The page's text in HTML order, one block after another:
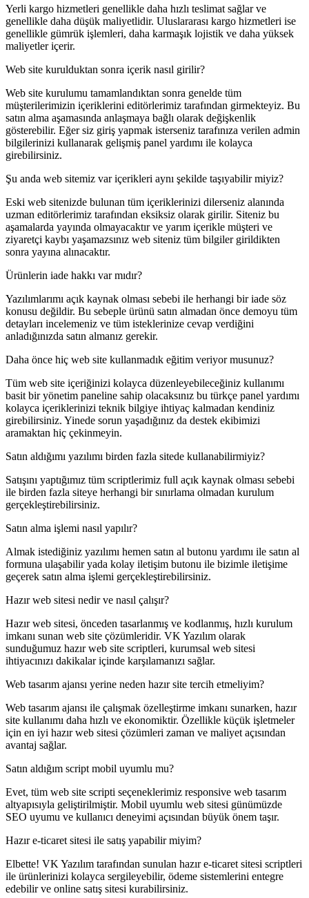
Yerli kargo hizmetleri genellikle daha hızlı teslimat sağlar ve
genellikle daha düşük maliyetlidir. Uluslararası kargo hizmetleri ise
genellikle gümrük işlemleri, daha karmaşık lojistik ve daha yüksek
maliyetler içerir.
Web site kurulduktan sonra içerik nasıl girilir?
Web site kurulumu tamamlandıktan sonra genelde tüm
müşterilerimizin içeriklerini editörlerimiz tarafından girmekteyiz. Bu
satın alma aşamasında anlaşmaya bağlı olarak değişkenlik
gösterebilir. Eğer siz giriş yapmak isterseniz tarafınıza verilen admin
bilgilerinizi kullanarak gelişmiş panel yardımı ile kolayca
girebilirsiniz.
Şu anda web sitemiz var içerikleri aynı şekilde taşıyabilir miyiz?
Eski web sitenizde bulunan tüm içeriklerinizi dilerseniz alanında
uzman editörlerimiz tarafından eksiksiz olarak girilir. Siteniz bu
aşamalarda yayında olmayacaktır ve yarım içerikle müşteri ve
ziyaretçi kaybı yaşamazsınız web siteniz tüm bilgiler girildikten
sonra yayına alınacaktır.
Ürünlerin iade hakkı var mıdır?
Yazılımlarımı açık kaynak olması sebebi ile herhangi bir iade söz
konusu değildir. Bu sebeple ürünü satın almadan önce demoyu tüm
detayları incelemeniz ve tüm isteklerinize cevap verdiğini
anladığınızda satın almanız gerekir.
Daha önce hiç web site kullanmadık eğitim veriyor musunuz?
Tüm web site içeriğinizi kolayca düzenleyebileceğiniz kullanımı
basit bir yönetim paneline sahip olacaksınız bu türkçe panel yardımı
kolayca içeriklerinizi teknik bilgiye ihtiyaç kalmadan kendiniz
girebilirsiniz. Yinede sorun yaşadığınız da destek ekibimizi
aramaktan hiç çekinmeyin.
Satın aldığımı yazılımı birden fazla sitede kullanabilirmiyiz?
Satışını yaptığımız tüm scriptlerimiz full açık kaynak olması sebebi
ile birden fazla siteye herhangi bir sınırlama olmadan kurulum
gerçekleştirebilirsiniz.
Satın alma işlemi nasıl yapılır?
Almak istediğiniz yazılımı hemen satın al butonu yardımı ile satın al
formuna ulaşabilir yada kolay iletişim butonu ile bizimle iletişime
geçerek satın alma işlemi gerçekleştirebilirsiniz.
Hazır web sitesi nedir ve nasıl çalışır?
Hazır web sitesi, önceden tasarlanmış ve kodlanmış, hızlı kurulum
imkanı sunan web site çözümleridir. VK Yazılım olarak
sunduğumuz hazır web site scriptleri, kurumsal web sitesi
ihtiyacınızı dakikalar içinde karşılamanızı sağlar.
Web tasarım ajansı yerine neden hazır site tercih etmeliyim?
Web tasarım ajansı ile çalışmak özelleştirme imkanı sunarken, hazır
site kullanımı daha hızlı ve ekonomiktir. Özellikle küçük işletmeler
için en iyi hazır web sitesi çözümleri zaman ve maliyet açısından
avantaj sağlar.
Satın aldığım script mobil uyumlu mu?
Evet, tüm web site scripti seçeneklerimiz responsive web tasarım
altyapısıyla geliştirilmiştir. Mobil uyumlu web sitesi günümüzde
SEO uyumu ve kullanıcı deneyimi açısından büyük önem taşır.
Hazır e-ticaret sitesi ile satış yapabilir miyim?
Elbette! VK Yazılım tarafından sunulan hazır e-ticaret sitesi scriptleri
ile ürünlerinizi kolayca sergileyebilir, ödeme sistemlerini entegre
edebilir ve online satış sitesi kurabilirsiniz.